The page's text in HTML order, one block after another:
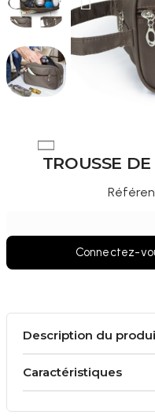
TROUSSE
Connectez-
Description du
Caractéristiques